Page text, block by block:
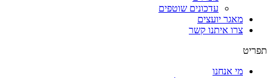
עדכונים שוטפים
מאגר יועצים
צרו איתנו קשר
תפריט
מי אנחנו